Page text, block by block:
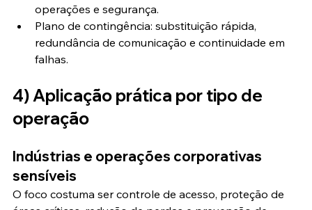
operações e segurança.
Plano de contingência: substituição rápida,
redundância de comunicação e continuidade em
falhas.
4) Aplicação prática por tipo de
operação
Indústrias e operações corporativas
sensíveis
O foco costuma ser controle de acesso, proteção de